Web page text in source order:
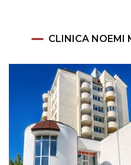
CLINICA NOEMI